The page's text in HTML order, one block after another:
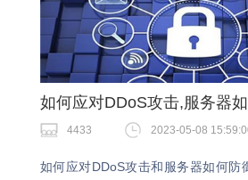
如何应对DDoS攻击,服务器
4433 2023-05-08
如何应对DDoS攻击和服务器如何防